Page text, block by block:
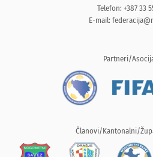
Telefon: +387 33
E-mail:
Partneri/
Članovi/Kantonalni/